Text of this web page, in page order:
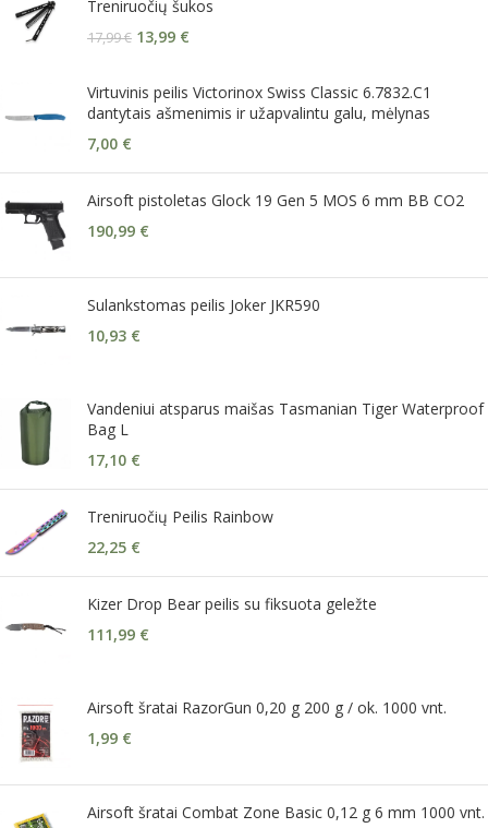
Treniruočių šukos
17,99€ 13,99 €
Virtuvinis peilis Victorinox Swiss Classic 6.7832.C1
dantytais ašmenimis ir užapvalintu galu, mėlynas
7,00 €
Airsoft pistoletas Glock 19 Gen 5 MOS 6 mm BB CO2
190,99 €
Sulankstomas peilis Joker JKR590
10,93 €
Vandeniui atsparus maišas Tasmanian Tiger Waterproof
Bag L
17,10 €
Treniruočių Peilis Rainbow
22,25 €
Kizer Drop Bear peilis su fiksuota geležte
111,99 €
Airsoft šratai RazorGun 0,20 g 200 g / ok. 1000 vnt.
1,99 €
Airsoft šratai Combat Zone Basic 0,12 g 6 mm 1000 vnt.